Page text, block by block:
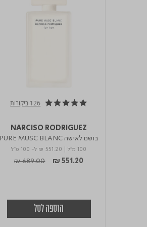
4.8 star rating 126 ביקורות
NARCISO RODRIGUEZ
בושם לאישה PURE MUSC BLANC
אדפ
100 מ"ל ₪ 551.20 ל- 100 מ"ל
₪ 551.20
Price reduced from
₪ 689.00to
הוספה לסל